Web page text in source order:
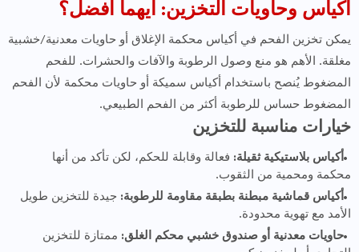
أكياس وحاويات التخزين: أيهما أفضل؟
يمكن تخزين الفحم في أكياس محكمة الإغلاق أو حاويات معدنية/خشبية
مغلقة. الأهم هو منع وصول الرطوبة والآفات والحشرات. للفحم
المضغوط يُنصح باستخدام أكياس سميكة أو حاويات محكمة لأن الفحم
المضغوط حساس للرطوبة أكثر من الفحم الطبيعي.
خيارات مناسبة للتخزين
أكياس بلاستيكية ثقيلة: فعالة وقابلة للحكم، لكن تأكد من أنها
محكمة ومحمية من الثقوب.
أكياس قماشية مبطنة بطبقة مقاومة للرطوبة: جيدة للتخزين طويل
الأمد مع تهوية محدودة.
حاويات معدنية أو صندوق خشبي محكم الغلق: ممتازة للتخزين